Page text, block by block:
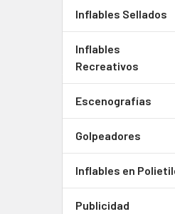
Inflables Sellados
Inflables
Recreativos
Escenografías
Golpeadores
Inflables en
Publicidad